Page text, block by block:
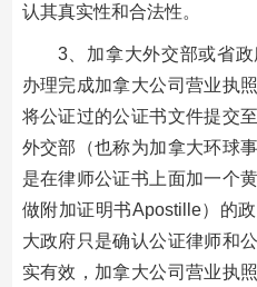
认其真实性和合法性。
3、加拿大外交部或省
办理完成加拿大公司营业执
将公证过的公证书文件提交
外交部（也称为加拿大环球
是在律师公证书上面加一个
做附加证明书Apostille）的
大政府只是确认公证律师和
实有效，加拿大公司营业执